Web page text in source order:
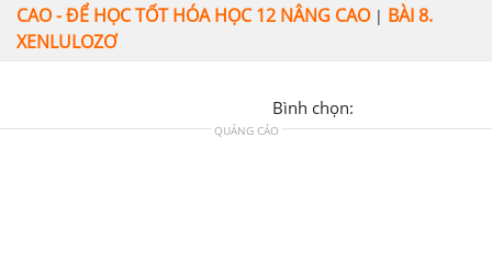
CAO - ĐỂ HỌC TỐT HÓA HỌC 12 NÂNG CAO| BÀI 8.
XENLULOZƠ
Bình chọn:
QUẢNG CÁO